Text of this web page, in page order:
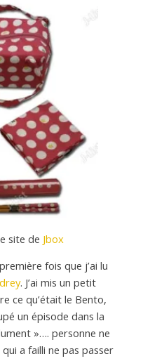
site de Jbox
fois que j’ai lu
. J’ai mis un petit
ce qu’était le Bento,
un épisode dans la
»…. personne ne
a failli ne pas passer